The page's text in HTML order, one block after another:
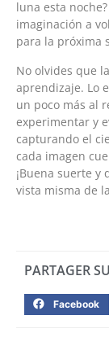
luna esta
imaginación a
para la próxima
No olvides que
aprendizaje. Lo
un poco más al
experimentar y
capturando el
cada imagen
¡Buena suerte
vista misma de
PARTAGER
Facebook